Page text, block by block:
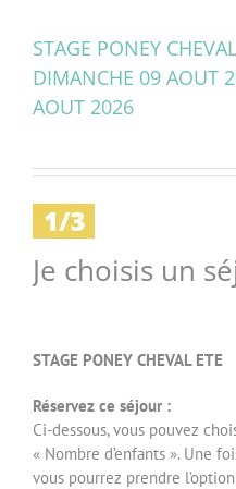
STAGE PONEY
DIMANCHE 09 AOUT
AOUT 2026
Je choisis un
STAGE PONEY CHEVAL ETE
Réservez ce séjour :
Ci-dessous, vous pouvez
« Nombre d’enfants ». Une
vous pourrez prendre